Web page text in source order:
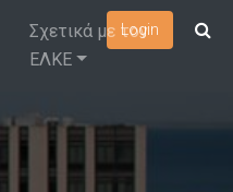
Login
Σχετικά με τον
ΕΛΚΕ